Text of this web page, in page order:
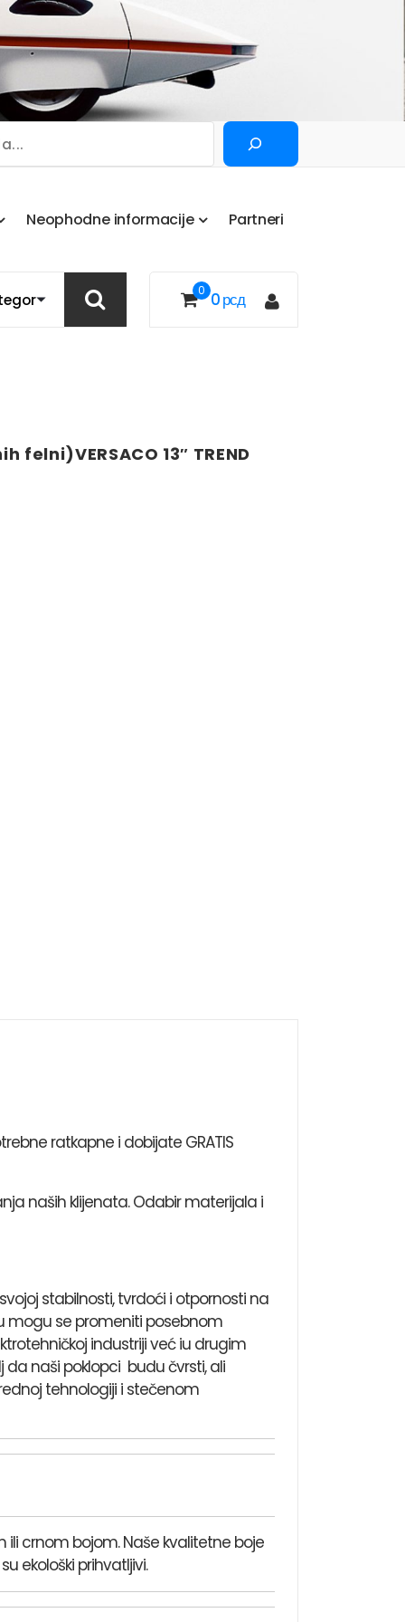
Neophodne informacije Partneri
0 0рсд
felni)VERSACO 13″ TREND
ratkapne i dobijate GRATIS
naših klijenata. Odabir materijala i
stabilnosti, tvrdoći i otpornosti na
mogu se promeniti posebnom
industriji već iu drugim
da naši poklopci budu čvrsti, ali
tehnologiji i stečenom
ili crnom bojom. Naše kvalitetne boje
ekološki prihvatljivi.